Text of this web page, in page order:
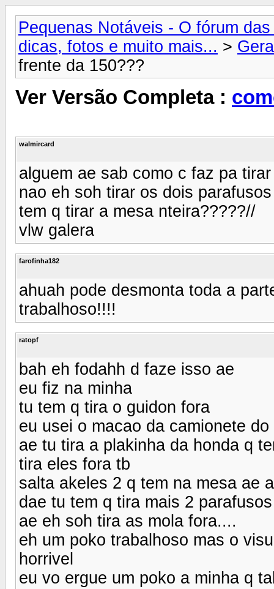
Pequenas Notáveis - O fórum
dicas, fotos e muito mais... >
frente da 150???
Ver Versão Completa :
walmircard
alguem ae sab como c faz pa
nao eh soh tirar os dois
tem q tirar a mesa nteira?????//
vlw galera
farofinha182
ahuah pode desmonta toda a
trabalhoso!!!!
ratopf
bah eh fodahh d faze isso ae
eu fiz na minha
tu tem q tira o guidon fora
eu usei o macao da camionete
ae tu tira a plakinha da honda q
tira eles fora tb
salta akeles 2 q tem na mesa ae
dae tu tem q tira mais 2
ae eh soh tira as mola fora....
eh um poko trabalhoso mas o
horrivel
eu vo ergue um poko a minha q